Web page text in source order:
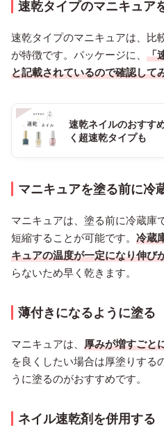
速乾タイプのマニキュア
速乾タイプのマニキュアは、比
が特徴です。パッケージに、 「
と記載されているので確認して
速乾ネイルのおすす
く超速乾タイプも
マニキュアを塗る前に冷
マニキュアは、塗る前に冷蔵庫
短縮することが可能です。 冷蔵
キュアの温度が一定になり伸び
らないため早く乾きます。
薄付きになるように塗る
マニキュアは、 厚みが増すごと
を良くしたい場合は厚塗りする
うに塗るのがおすすめです。
ネイル速乾剤を併用する